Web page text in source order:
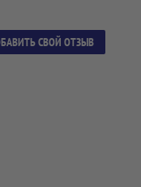
СВОЙ ОТЗЫВ